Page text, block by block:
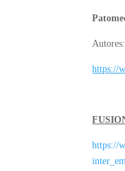
https://
https://